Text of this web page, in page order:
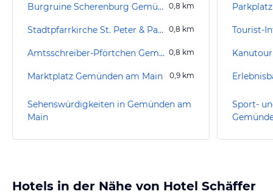
Burgruine Scherenburg Gemünden am Main 0,8 km
Stadtpfarrkirche St. Peter & Paul Gemünden am Main 0,8 km
Amtsschreiber-Pförtchen Gemünden am Main 0,8 km
Marktplatz Gemünden am Main 0,9 km
Sehenswürdigkeiten in Gemünden am
Main
Tourist-
Sport-
Hotels in der Nähe von Hotel Schäffer